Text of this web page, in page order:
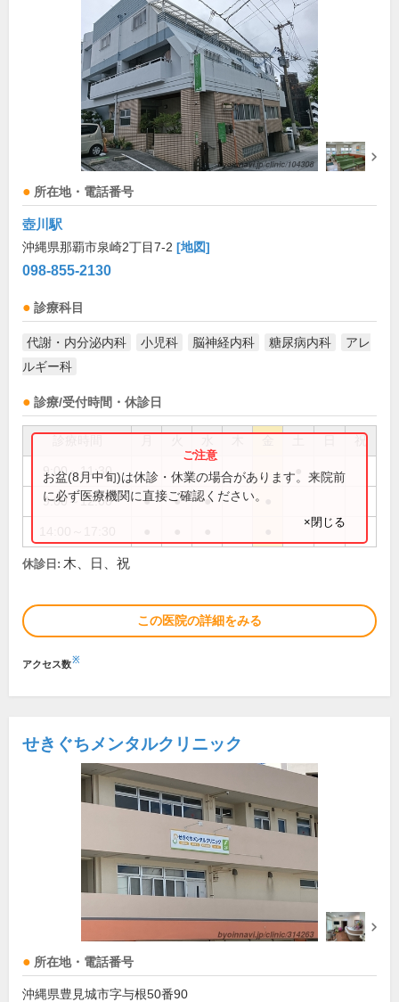
所在地・電話番号
壺川駅
沖縄県那覇市泉崎2丁目7-2 [地図]
098-855-2130
診療科目
代謝・内分泌内科 小児科 脳神経内科 糖尿病内科
アレ
ルギー科
診療/受付時間・休診日
祝
9:00～11:30
9:00～12:00 ● ● ●
お盆(8月中旬)は休診・休業の場合があります。来院前
に必ず医療機関に直接ご確認ください。
×閉じる
休診日: 木、日、祝
この医院の詳細をみる
アクセス数※
せきぐちメンタルクリニック
所在地・電話番号
沖縄県豊見城市字与根50番90